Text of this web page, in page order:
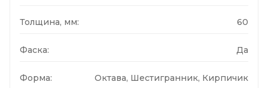
Толщина, мм: 60
Фаска: Да
Форма: Октава, Шестигранник, Кирпичик